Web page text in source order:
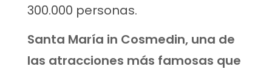
300.000 personas.
Santa María in Cosmedin, una de
las atracciones más famosas que